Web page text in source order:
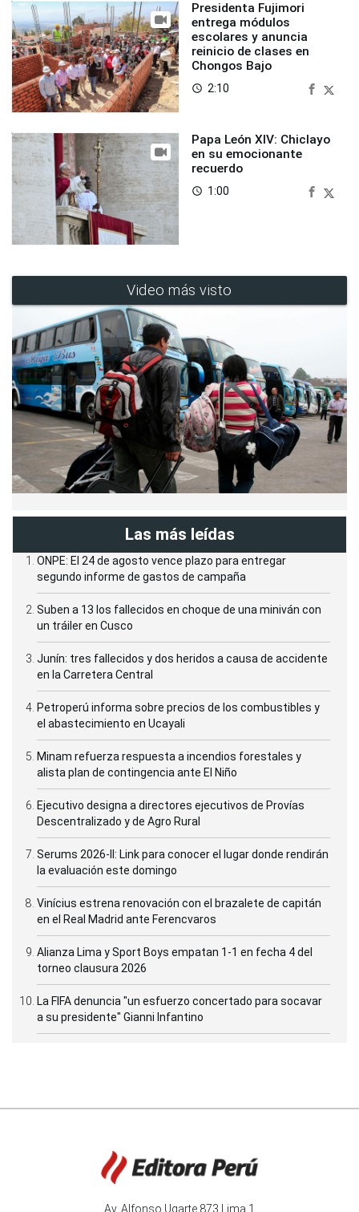
Presidenta Fujimori
entrega módulos
escolares y anuncia
reinicio de clases en
Chongos Bajo
access_time 2:10
Papa León XIV: Chiclayo
en su emocionante
recuerdo
access_time 1:00
Video más visto
Las más leídas
ONPE: El 24 de agosto vence plazo para entregar
segundo informe de gastos de campaña
Suben a 13 los fallecidos en choque de una miniván con
un tráiler en Cusco
Junín: tres fallecidos y dos heridos a causa de accidente
en la Carretera Central
Petroperú informa sobre precios de los combustibles y
el abastecimiento en Ucayali
Minam refuerza respuesta a incendios forestales y
alista plan de contingencia ante El Niño
Ejecutivo designa a directores ejecutivos de Provías
Descentralizado y de Agro Rural
Serums 2026-II: Link para conocer el lugar donde rendirán
la evaluación este domingo
Vinícius estrena renovación con el brazalete de capitán
en el Real Madrid ante Ferencvaros
Alianza Lima y Sport Boys empatan 1-1 en fecha 4 del
torneo clausura 2026
La FIFA denuncia "un esfuerzo concertado para socavar
a su presidente" Gianni Infantino
Av. Alfonso Ugarte 873 Lima 1